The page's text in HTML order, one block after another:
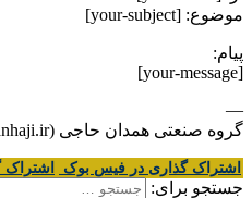
موضوع: [your-subject]
پیام:
[your-message]
—
گروه صنعتی همدان حاجی (https://www.hamedanhaji.ir)
اشتراک گذاری در فیس بوک اشتراک
جستجو برای: